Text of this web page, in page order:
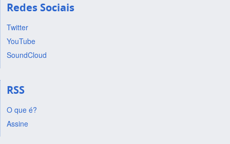
Redes Sociais
Twitter
YouTube
SoundCloud
RSS
O que é?
Assine